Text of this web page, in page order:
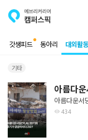
갓생피드 동아리 대외활동
기타
아름다
아름다운서
434